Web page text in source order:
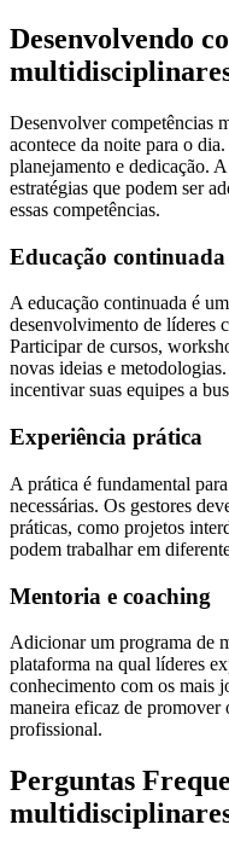
Desenvolvendo
Desenvolver competências
acontece da noite para o
planejamento e dedicação.
estratégias que podem ser
essas competências.
Educação
A educação continuada é
desenvolvimento de líderes
Participar de cursos,
novas ideias e
incentivar suas equipes a
Experiência prática
A prática é fundamental
necessárias. Os gestores
práticas, como projetos
podem trabalhar em
Mentoria e coaching
Adicionar um programa de
plataforma na qual líderes
conhecimento com os mais
maneira eficaz de promover
profissional.
Perguntas